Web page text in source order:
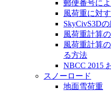
郵便番号に
風荷重に対
SkyCivS3D
風荷重計算
風荷重計算
る方法
NBCC 2015
スノーロード
地面雪荷重